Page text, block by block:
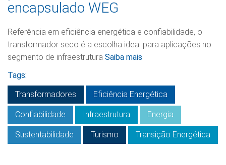
encapsulado WEG
Referência em eficiência energética e confiabilidade, o
transformador seco é a escolha ideal para aplicações no
segmento de infraestrutura Saiba mais
Tags:
Transformadores
Eficiência Energética
Confiabilidade Infraestrutura Energia
Sustentabilidade Turismo Transição Energética